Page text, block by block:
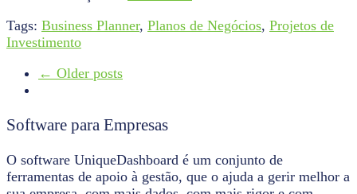
Tags: Business Planner, Planos de Negócios, Projetos de
Investimento
← Older posts
Software para Empresas
O software UniqueDashboard é um conjunto de
ferramentas de apoio à gestão, que o ajuda a gerir melhor a